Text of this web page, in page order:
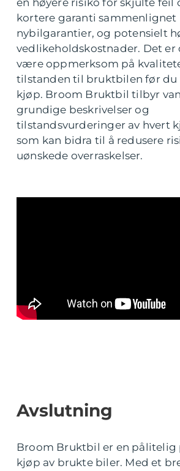
en høyere risiko for skjulte feil
kortere garanti sammenlignet
nybilgarantier, og potensielt
vedlikeholdskostnader. Det er
være oppmerksom på
tilstanden til bruktbilen før du
kjøp. Broom Bruktbil tilbyr
grundige beskrivelser og
tilstandsvurderinger av hvert
som kan bidra til å redusere
uønskede overraskelser.
Avslutning
Broom Bruktbil er en
kjøp av brukte biler. Med et